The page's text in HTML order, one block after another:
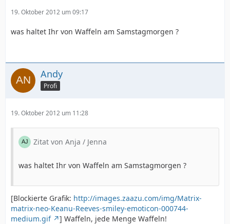
19. Oktober 2012 um 09:17
was haltet Ihr von Waffeln am Samstagmorgen ?
Andy
Profi
19. Oktober 2012 um 11:28
Zitat von Anja / Jenna
was haltet Ihr von Waffeln am Samstagmorgen ?
[Blockierte Grafik: http://images.zaazu.com/img/Matrix-
matrix-neo-Keanu-Reeves-smiley-emoticon-000744-
medium.gif
] Waffeln, jede Menge Waffeln!